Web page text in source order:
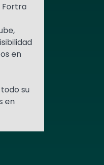
Fortra
en
su
en